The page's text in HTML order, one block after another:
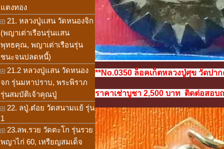
แตงทอง
21. หลวงปู่แสน วัดหนองจิก
(พญาเต่าเรือนรุ่นแสน
พุทธคุณ, พญาเต่าเรือนรุ่น
ชนะจนปลดหนี้)
21.2 หลวงปู่แสน วัดหนอง
จก รุ่นมหาปราบ, พระพิราภ
รุ่นสมบัติเจ้าคุณปู่
22. ลปู่.ต๋อย วัดสนามแย้ รุ่น
1
23.ลพ.รวย วัดตะโก รุ่นรวย
พญาไก่ 60, เหรียญสมเด็จ
**No.0350 ล็อคเก็ตหลวงปู่ศุข วัดปา
ราคาเช่าบูชา 2,500 บาท ติดต่อสอบ